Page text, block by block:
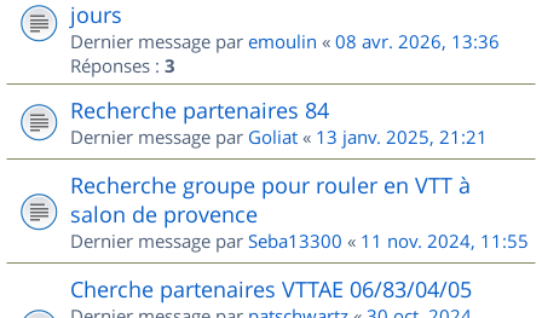
jours
Dernier message par emoulin « 08 avr. 2026, 13:36
Réponses : 3
Recherche partenaires 84
Dernier message par Goliat « 13 janv. 2025, 21:21
Recherche groupe pour rouler en VTT à
salon de provence
Dernier message par Seba13300 « 11 nov. 2024, 11:55
Cherche partenaires VTTAE 06/83/04/05